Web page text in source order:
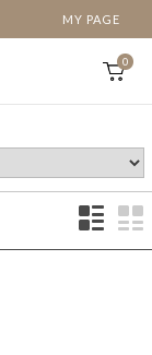
MY PAGE
0